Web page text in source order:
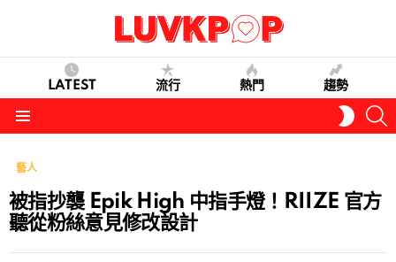
LATEST 流行 熱門 趨勢
SKIN
藝人
被指抄襲 Epik High 中指手燈！RIIZE 官方
聽從粉絲意見修改設計